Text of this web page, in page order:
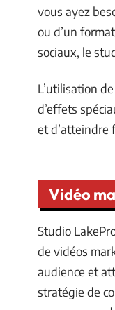
vous ayez
ou d’un
sociaux, le
L’utilisation
d’effets
et d’atteindre
Vidéo
Studio
de vidéos
audience et
stratégie de